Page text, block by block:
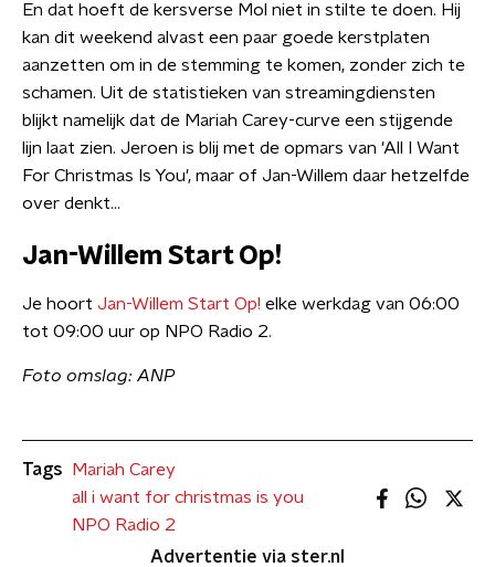
En dat hoeft de kersverse Mol niet in stilte te doen. Hij
kan dit weekend alvast een paar goede kerstplaten
aanzetten om in de stemming te komen, zonder zich te
schamen. Uit de statistieken van streamingdiensten
blijkt namelijk dat de Mariah Carey-curve een stijgende
lijn laat zien. Jeroen is blij met de opmars van 'All I Want
For Christmas Is You', maar of Jan-Willem daar hetzelfde
over denkt...
Jan-Willem Start Op!
Je hoort Jan-Willem Start Op! elke werkdag van 06:00
tot 09:00 uur op NPO Radio 2.
Foto omslag: ANP
Tags
Mariah Carey
all i want for christmas is you
NPO Radio 2
Advertentie via ster.nl